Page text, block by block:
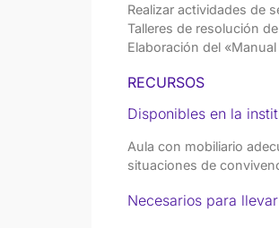
Realizar actividades de
Talleres de resolución
Elaboración del
RECURSOS
Disponibles en la
Aula con mobiliario
situaciones de
Necesarios para